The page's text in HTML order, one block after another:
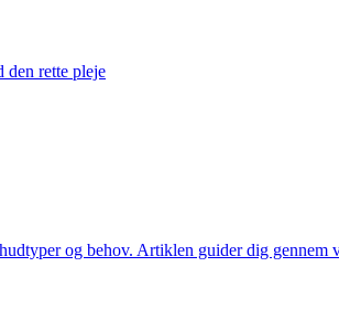
den rette pleje
og behov. Artiklen guider dig gennem